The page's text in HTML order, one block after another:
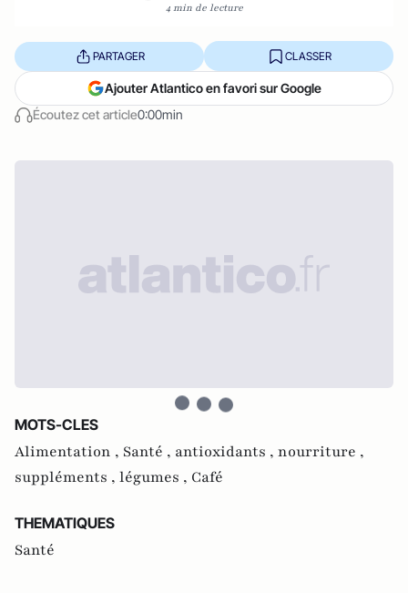
4 min de lecture
Écoutez cet article0:00min
PARTAGER CLASSER
Ajouter Atlantico en favori sur Google
MOTS-CLES
Alimentation , Santé , antioxidants , nourriture ,
suppléments , légumes , Café
THEMATIQUES
Santé